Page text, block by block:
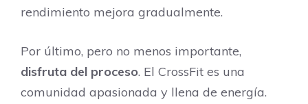
rendimiento mejora gradualmente.
Por último, pero no menos importante,
disfruta del proceso. El CrossFit es una
comunidad apasionada y llena de energía.